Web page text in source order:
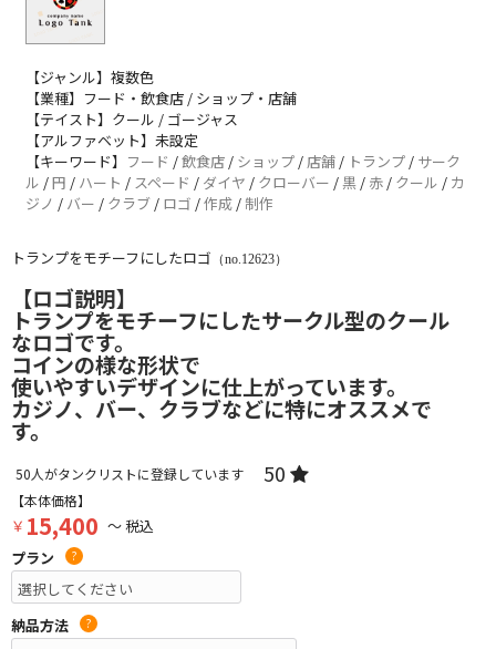
【ジャンル】複数色
【業種】フード・飲食店 / ショップ・店舗
【テイスト】クール / ゴージャス
【アルファベット】未設定
【キーワード】 フード /飲食店 / ショップ / 店舗 / トランプ / サーク
ル /円 / ハート / スペード / ダイヤ / クローバー /黒 / 赤 / クール / カ
ジノ / バー / クラブ / ロゴ /作成 / 制作
トランプをモチーフにしたロゴ （no.12623）
【ロゴ説明】
トランプをモチーフにしたサークル型のクール
なロゴです。
コインの様な形状で
使いやすいデザインに仕上がっています。
カジノ、バー、クラブなどに特にオススメで
す。
50人がタンクリストに登録しています 50
【本体価格】
￥ 15,400 ～ 税込
プラン
?
納品方法 ?